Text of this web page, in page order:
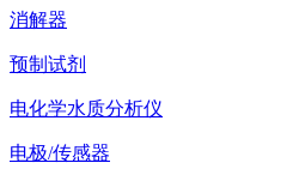
消解器
预制试剂
电化学水质分析仪
电极/传感器